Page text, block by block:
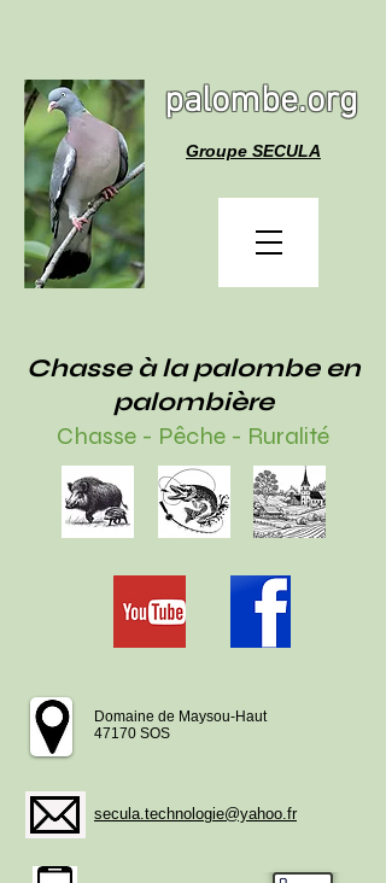
palombe.org
Groupe SECULA
Chasse à la palombe en
palombière
Chasse - Pêche - Ruralité
Domaine de Maysou-Haut
47170 SOS
secula.technologie@yahoo.fr